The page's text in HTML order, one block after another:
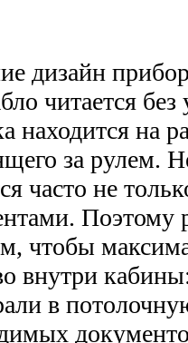
дизайн
читается
находится на
за рулем.
часто не
Поэтому
чтобы
внутри
в